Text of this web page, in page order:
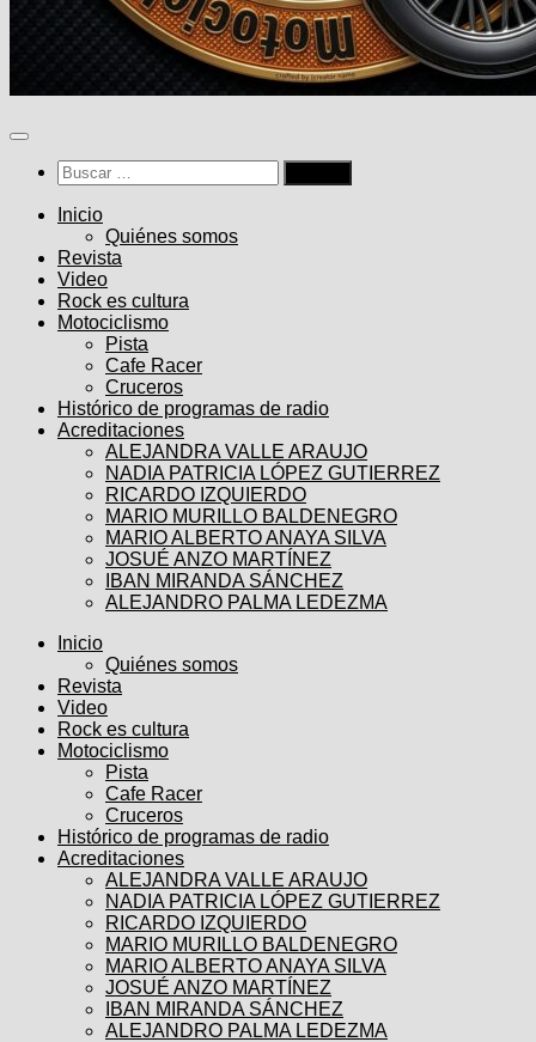
Buscar:
Inicio
Quiénes somos
Revista
Video
Rock es cultura
Motociclismo
Pista
Cafe Racer
Cruceros
Histórico de programas de radio
Acreditaciones
ALEJANDRA VALLE ARAUJO
NADIA PATRICIA LÓPEZ GUTIERREZ
RICARDO IZQUIERDO
MARIO MURILLO BALDENEGRO
MARIO ALBERTO ANAYA SILVA
JOSUÉ ANZO MARTÍNEZ
IBAN MIRANDA SÁNCHEZ
ALEJANDRO PALMA LEDEZMA
Inicio
Quiénes somos
Revista
Video
Rock es cultura
Motociclismo
Pista
Cafe Racer
Cruceros
Histórico de programas de radio
Acreditaciones
ALEJANDRA VALLE ARAUJO
NADIA PATRICIA LÓPEZ GUTIERREZ
RICARDO IZQUIERDO
MARIO MURILLO BALDENEGRO
MARIO ALBERTO ANAYA SILVA
JOSUÉ ANZO MARTÍNEZ
IBAN MIRANDA SÁNCHEZ
ALEJANDRO PALMA LEDEZMA